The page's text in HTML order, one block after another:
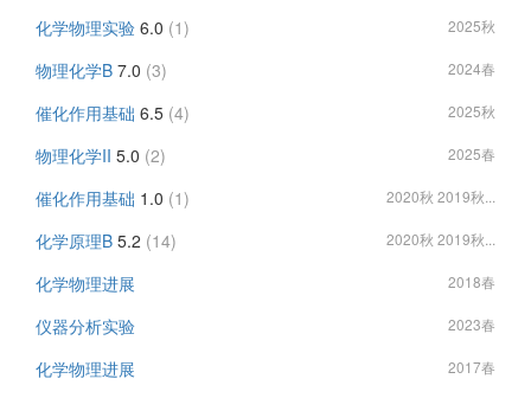
化学物理实验 6.0 (1) 2025秋
物理化学B 7.0 (3) 2024春
催化作用基础 6.5 (4) 2025秋
物理化学II 5.0 (2) 2025春
催化作用基础 1.0 (1) 2020秋 2019秋...
化学原理B 5.2 (14) 2020秋 2019秋...
化学物理进展 2018春
仪器分析实验 2023春
化学物理进展 2017春